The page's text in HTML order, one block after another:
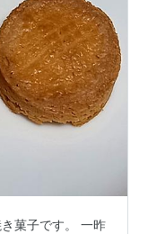
菓子です。 一昨